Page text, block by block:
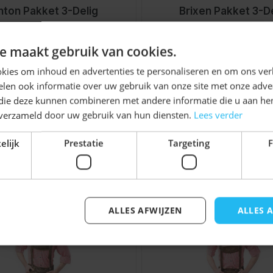
Pakket 3-Delig
€ 99,99
Brixen Pakket 3-
iets voor u zijn!
maakt gebruik van cookies.
om inhoud en advertenties te personaliseren en om ons
ook informatie over uw gebruik van onze site met onze
deze kunnen combineren met andere informatie die u aan
door uw gebruik van hun diensten. Lees verder
Prestatie Targeting
ALLES
ALLES AFWIJZEN
Ontvang5%
KORTING!
Schrijf je nu in voor de nieuwsbrief en ontvang toegang
tot exclusieve kortingen!
Voor- en achternaam
Inschrijven